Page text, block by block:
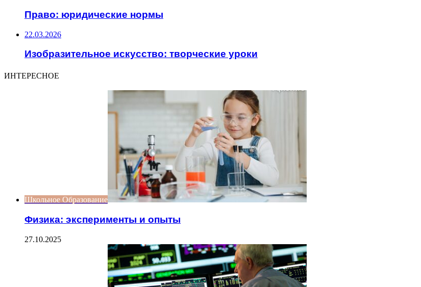
Право: юридические нормы
22.03.2026
Изобразительное искусство: творческие уроки
ИНТЕРЕСНОЕ
Школьное Образование
Физика: эксперименты и опыты
27.10.2025